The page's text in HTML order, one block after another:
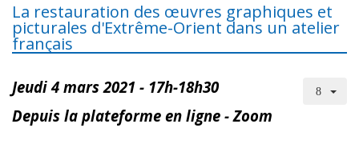
La restauration des œuvres graphiques et
picturales d'Extrême-Orient dans un atelier
français
Jeudi 4 mars 2021 - 17h-18h30
Depuis la plateforme en ligne - Zoom